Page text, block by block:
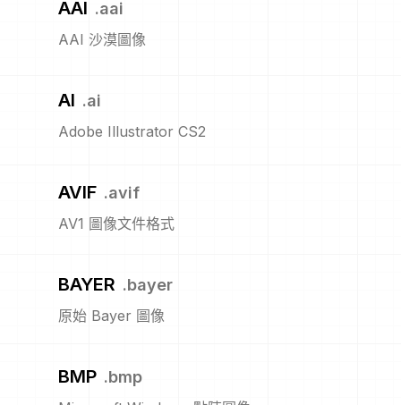
AAI .aai
AAI 沙漠圖像
AI .ai
Adobe Illustrator CS2
AVIF .avif
AV1 圖像文件格式
BAYER .bayer
原始 Bayer 圖像
BMP .bmp